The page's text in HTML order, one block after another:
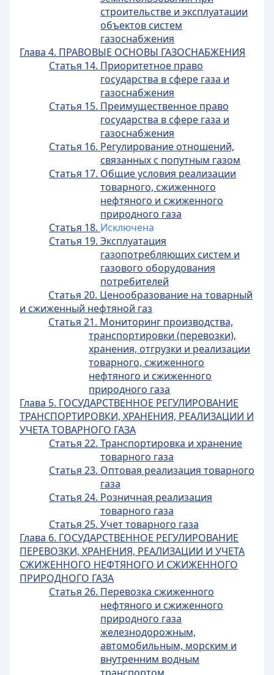
строительстве и эксплуатации
объектов систем
газоснабжения
Глава 4. ПРАВОВЫЕ ОСНОВЫ ГАЗОСНАБЖЕНИЯ
Статья 14. Приоритетное право
государства в сфере газа и
газоснабжения
Статья 15. Преимущественное право
государства в сфере газа и
газоснабжения
Статья 16. Регулирование отношений,
связанных с попутным газом
Статья 17. Общие условия реализации
товарного, сжиженного
нефтяного и сжиженного
природного газа
Статья 18. Исключена
Статья 19. Эксплуатация
газопотребляющих систем и
газового оборудования
потребителей
Статья 20. Ценообразование на товарный
и сжиженный нефтяной газ
Статья 21. Мониторинг производства,
транспортировки (перевозки),
хранения, отгрузки и реализации
товарного, сжиженного
нефтяного и сжиженного
природного газа
Глава 5. ГОСУДАРСТВЕННОЕ РЕГУЛИРОВАНИЕ
ТРАНСПОРТИРОВКИ, ХРАНЕНИЯ, РЕАЛИЗАЦИИ И
УЧЕТА ТОВАРНОГО ГАЗА
Статья 22. Транспортировка и хранение
товарного газа
Статья 23. Оптовая реализация товарного
газа
Статья 24. Розничная реализация
товарного газа
Статья 25. Учет товарного газа
Глава 6. ГОСУДАРСТВЕННОЕ РЕГУЛИРОВАНИЕ
ПЕРЕВОЗКИ, ХРАНЕНИЯ, РЕАЛИЗАЦИИ И УЧЕТА
СЖИЖЕННОГО НЕФТЯНОГО И СЖИЖЕННОГО
ПРИРОДНОГО ГАЗА
Статья 26. Перевозка сжиженного
нефтяного и сжиженного
природного газа
железнодорожным,
автомобильным, морским и
внутренним водным